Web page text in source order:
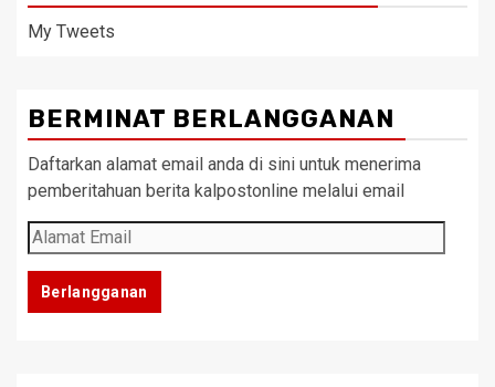
My Tweets
BERMINAT BERLANGGANAN
Daftarkan alamat email anda di sini untuk menerima
pemberitahuan berita kalpostonline melalui email
Alamat
Email
Berlangganan